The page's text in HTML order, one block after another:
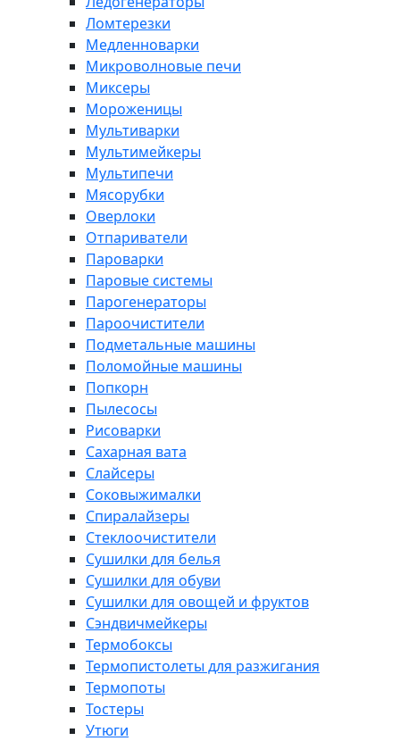
Ломтерезки
Медленноварки
Микроволновые печи
Миксеры
Мороженицы
Мультиварки
Мультимейкеры
Мультипечи
Мясорубки
Оверлоки
Отпариватели
Пароварки
Паровые системы
Парогенераторы
Пароочистители
Подметальные машины
Поломойные машины
Попкорн
Пылесосы
Рисоварки
Сахарная вата
Слайсеры
Соковыжималки
Спиралайзеры
Стеклоочистители
Сушилки для белья
Сушилки для обуви
Сушилки для овощей и фруктов
Сэндвичмейкеры
Термобоксы
Термопистолеты для разжигания
Термопоты
Тостеры
Утюги